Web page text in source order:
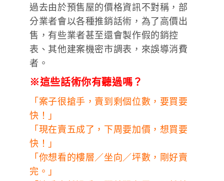
過去由於預售屋的價格資訊不對稱，部
分業者會以各種推銷話術，為了高價出
售，有些業者甚至還會製作假的銷控
表、其他建案機密市調表，來誤導消費
者。
※這些話術你有聽過嗎？
「案子很搶手，賣到剩個位數，要買要
快！」
「現在賣五成了，下周要加價，想買要
快！」
「你想看的樓層／坐向／坪數，剛好賣
完。」